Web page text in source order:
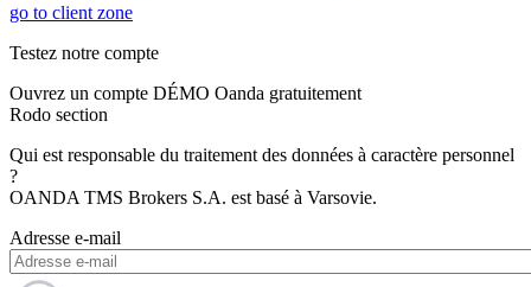
go to client zone
Testez notre compte
Ouvrez un compte DÉMO Oanda gratuitement
Rodo section
Qui est responsable du traitement des données à caractère personnel
?
OANDA TMS Brokers S.A. est basé à Varsovie.
Adresse e-mail